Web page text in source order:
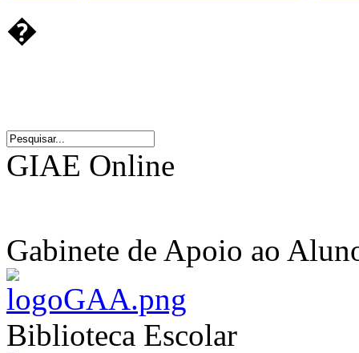
�
GIAE Online
Gabinete de Apoio ao
Biblioteca Escolar